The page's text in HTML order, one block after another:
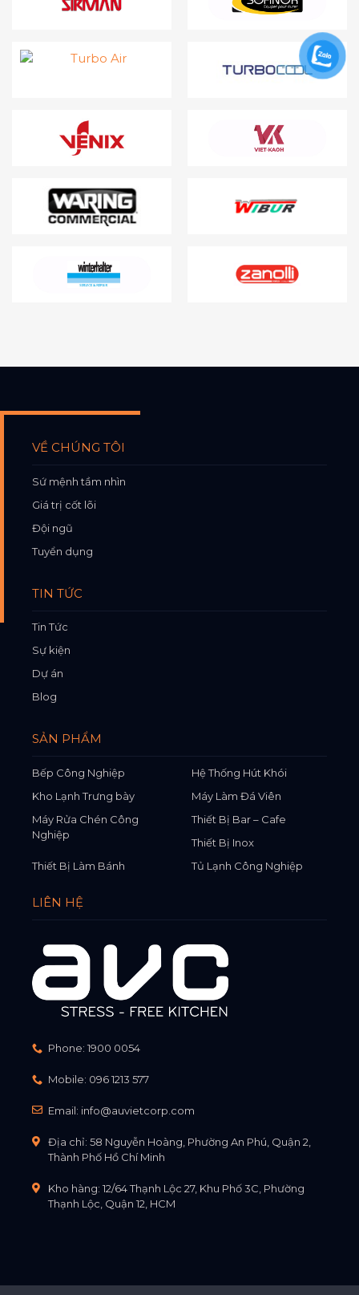
VỀ CHÚNG TÔI
Sứ mệnh tầm nhìn
Giá trị cốt lõi
Đội ngũ
Tuyển dụng
TIN TỨC
Tin Tức
Sự kiện
Dự án
Blog
SẢN PHẨM
Bếp Công Nghiệp
Hệ Thống Hút Khói
Kho Lạnh Trưng bày
Máy Làm Đá Viên
Máy Rửa Chén Công
Nghiệp
Thiết Bị Bar – Cafe
Thiết Bị Inox
Thiết Bị Làm Bánh
Tủ Lạnh Công Nghiệp
LIÊN HỆ
Phone: 1900 0054
Mobile: 096 1213 577
Email: info@auvietcorp.com
Địa chỉ: 58 Nguyễn Hoàng, Phường An Phú, Quận 2,
Thành Phố Hồ Chí Minh
Kho hàng: 12/64 Thạnh Lộc 27, Khu Phố 3C, Phường
Thạnh Lộc, Quận 12, HCM